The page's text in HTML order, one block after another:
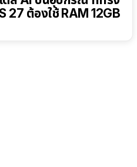
27 ต้องใช้ RAM 12GB